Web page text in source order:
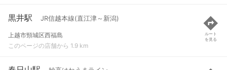
黒井駅 JR信越本線(直江津～新潟)
上越市頸城区西福島
このページの店舗から 1.9 km
ルート
を見る